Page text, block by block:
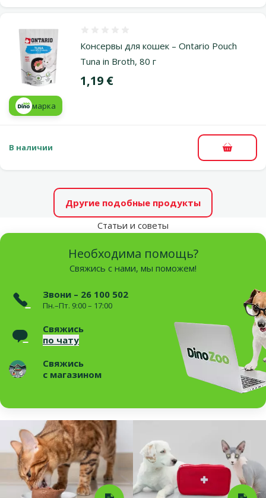
Консервы для кошек – Ontario Pouch
Tuna in Broth, 80 г
Цена
1,19 €
марка
В наличии В
Другие подобные продукты
Статьи и советы
Необходима помощь?
Свяжись с нами, мы поможем!
Звони – 26 100 502
Пн.–Пт. 9:00 – 17:00
Свяжись
по чату
Свяжись
с магазином